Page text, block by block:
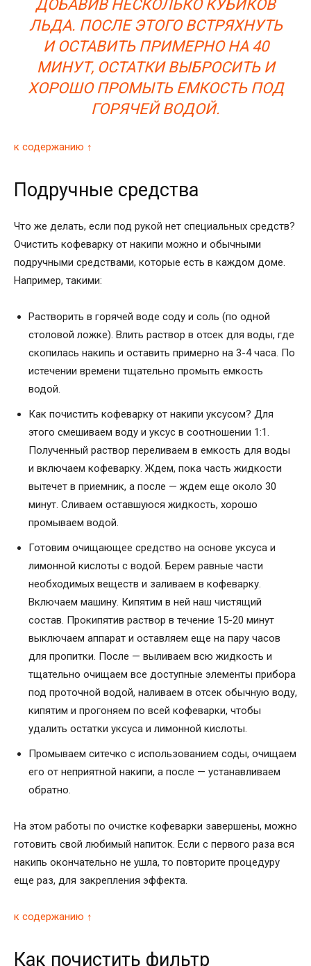
ДОБАВИВ НЕСКОЛЬКО КУБИКОВ
ЛЬДА. ПОСЛЕ ЭТОГО ВСТРЯХНУТЬ
И ОСТАВИТЬ ПРИМЕРНО НА 40
МИНУТ, ОСТАТКИ ВЫБРОСИТЬ И
ХОРОШО ПРОМЫТЬ ЕМКОСТЬ ПОД
ГОРЯЧЕЙ ВОДОЙ.
к содержанию ↑
Подручные средства
Что же делать, если под рукой нет специальных средств?
Очистить кофеварку от накипи можно и обычными
подручными средствами, которые есть в каждом доме.
Например, такими:
Растворить в горячей воде соду и соль (по одной
столовой ложке). Влить раствор в отсек для воды, где
скопилась накипь и оставить примерно на 3-4 часа. По
истечении времени тщательно промыть емкость
водой.
Как почистить кофеварку от накипи уксусом? Для
этого смешиваем воду и уксус в соотношении 1:1.
Полученный раствор переливаем в емкость для воды
и включаем кофеварку. Ждем, пока часть жидкости
вытечет в приемник, а после — ждем еще около 30
минут. Сливаем оставшуюся жидкость, хорошо
промываем водой.
Готовим очищающее средство на основе уксуса и
лимонной кислоты с водой. Берем равные части
необходимых веществ и заливаем в кофеварку.
Включаем машину. Кипятим в ней наш чистящий
состав. Прокипятив раствор в течение 15-20 минут
выключаем аппарат и оставляем еще на пару часов
для пропитки. После — выливаем всю жидкость и
тщательно очищаем все доступные элементы прибора
под проточной водой, наливаем в отсек обычную воду,
кипятим и прогоняем по всей кофеварки, чтобы
удалить остатки уксуса и лимонной кислоты.
Промываем ситечко с использованием соды, очищаем
его от неприятной накипи, а после — устанавливаем
обратно.
На этом работы по очистке кофеварки завершены, можно
готовить свой любимый напиток. Если с первого раза вся
накипь окончательно не ушла, то повторите процедуру
еще раз, для закрепления эффекта.
к содержанию ↑
Как почистить фильтр